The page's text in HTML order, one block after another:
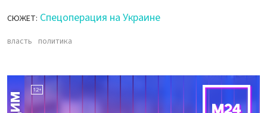
СЮЖЕТ: Спецоперация на Украине
власть политика